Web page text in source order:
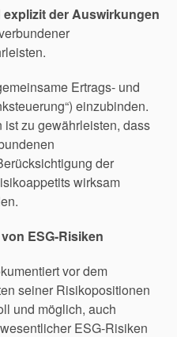
explizit der Auswirkungen
Ertrags- und
einzubinden.
zu gewährleisten, dass
der
wirksam
ESG-Risiken
vor dem
seiner Risikopositionen
und möglich, auch
ESG-Risiken